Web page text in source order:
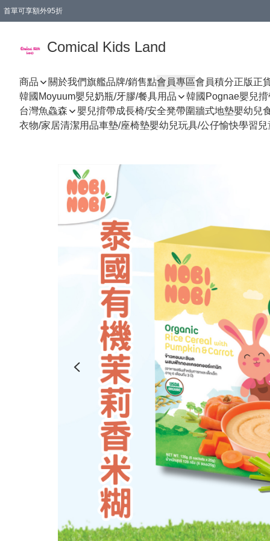
首單可享額外95折
Comical Kids Land
商品 關於我們旗艦品牌/銷售點會員專區會員積分正版正
韓國Moyuum嬰兒奶瓶/牙膠/餐具用品
韓國Pognae嬰兒揹
台灣魚鱻森
嬰兒揹帶成長椅/安全凳帶圍牆式地墊嬰幼兒
衣物/家居清潔用品車墊/座椅墊嬰幼兒玩具/公仔愉快學習